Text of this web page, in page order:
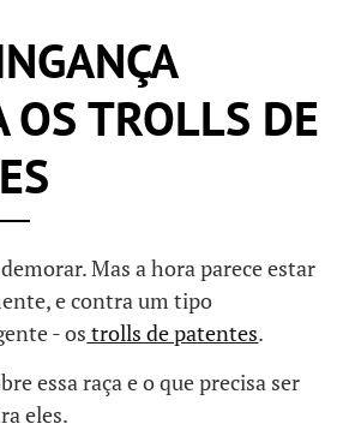
OS TROLLS DE
Mas a hora parece estar
e contra um tipo
​​- os trolls de patentes.
essa raça e o que precisa ser
eles.